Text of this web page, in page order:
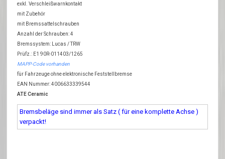
exkl. Verschleißwarnkontakt
mit Zubehör
mit Bremssattelschrauben
Anzahl der Schrauben: 4
Bremssystem: Lucas / TRW
Prüfz.: E1 90R-011403/1265
MAPP-Code vorhanden
für Fahrzeuge ohne elektronische Feststellbremse
EAN Nummer: 4006633339544
ATE Ceramic
Bremsbeläge sind immer als Satz ( für eine komplette Achse )
verpackt!